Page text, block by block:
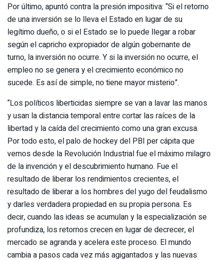
Por último, apuntó contra la presión impositiva: “Si el retorno
de una inversión se lo lleva el Estado en lugar de su
legítimo dueño, o si el Estado se lo puede llegar a robar
según el capricho expropiador de algún gobernante de
turno, la inversión no ocurre. Y si la inversión no ocurre, el
empleo no se genera y el crecimiento económico no
sucede. Es así de simple, no tiene mayor misterio”.
“Los políticos liberticidas siempre se van a lavar las manos
y usan la distancia temporal entre cortar las raíces de la
libertad y la caída del crecimiento como una gran excusa.
Por todo esto, el palo de hockey del PBI per cápita que
vemos desde la Revolución Industrial fue el máximo milagro
de la invención y el descubrimiento humano. Fue el
resultado de liberar los rendimientos crecientes, el
resultado de liberar a los hombres del yugo del feudalismo
y darles verdadera propiedad en su propia persona. Es
decir, cuando las ideas se acumulan y la especialización se
profundiza, los retornos crecen en lugar de decrecer, el
mercado se agranda y acelera este proceso. El mundo
cambia a pasos cada vez más agigantados y las nuevas